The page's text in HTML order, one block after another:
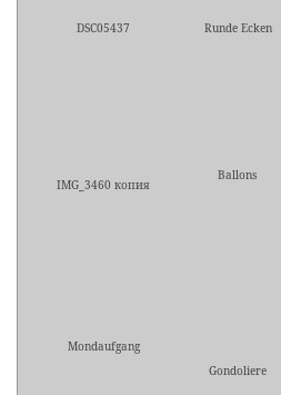
DSC05437 Runde Ecken
IMG_3460 копия
Ballons
Mondaufgang
Gondoliere